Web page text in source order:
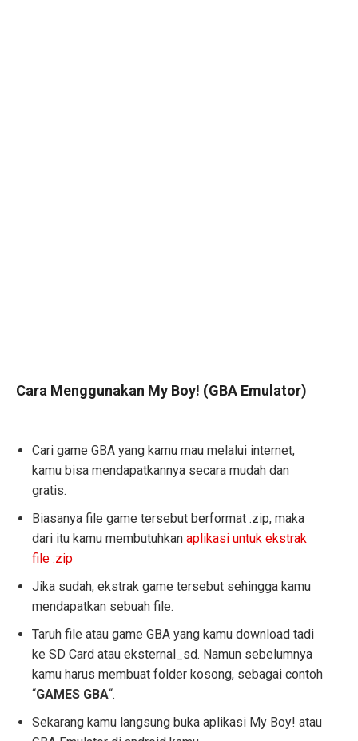
Cara Menggunakan My Boy! (GBA Emulator)
Cari game GBA yang kamu mau melalui internet,
kamu bisa mendapatkannya secara mudah dan
gratis.
Biasanya file game tersebut berformat .zip, maka
dari itu kamu membutuhkan aplikasi untuk ekstrak
file .zip
Jika sudah, ekstrak game tersebut sehingga kamu
mendapatkan sebuah file.
Taruh file atau game GBA yang kamu download tadi
ke SD Card atau eksternal_sd. Namun sebelumnya
kamu harus membuat folder kosong, sebagai contoh
“GAMES GBA“.
Sekarang kamu langsung buka aplikasi My Boy! atau